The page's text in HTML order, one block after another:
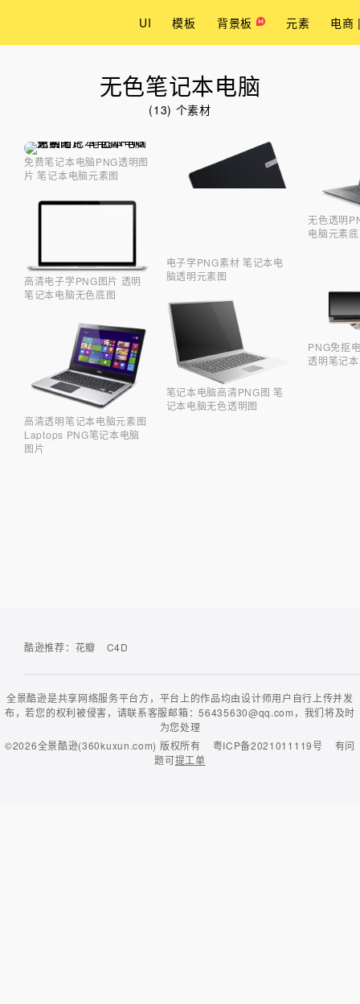
UI 模板 背景板 元素 电商
无色笔记本电脑
(13) 个素材
免费笔记本电脑PNG透明图
片 笔记本电脑元素图
高清电子学PNG图片 透明
笔记本电脑无色底图
高清透明笔记本电脑元素图
Laptops PNG笔记本电脑
图片
电子学PNG素材 笔记本电
脑透明元素图
笔记本电脑高清PNG图 笔
记本电脑无色透明图
无色透明
电脑元素
PNG免抠
透明笔记
酷逊推荐： 花瓣 C4D
全景酷逊是共享网络服务平台方，平台上的作品均由设计师用户自行上传并发
布，若您的权利被侵害，请联系客服邮箱：56435630@qq.com，我们将及时
为您处理
©2026全景酷逊(360kuxun.com) 版权所有 粤ICP备2021011119号
有问
题可提工单